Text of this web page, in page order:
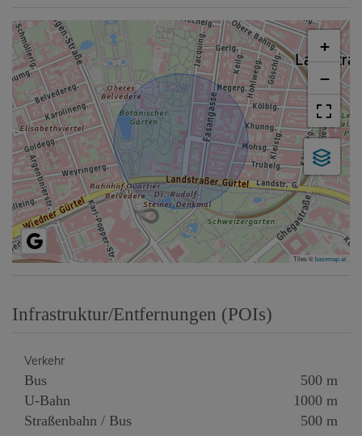
+
−
Tiles ©basemap.at
Infrastruktur/Entfernungen (POIs)
Verkehr
Bus
500 m
U-Bahn
1000 m
Straßenbahn / Bus
500 m